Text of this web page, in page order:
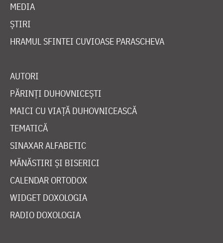
MEDIA
ȘTIRI
HRAMUL SFINTEI CUVIOASE PARASCHEVA
AUTORI
PĂRINȚI DUHOVNICEȘTI
MAICI CU VIAȚĂ DUHOVNICEASCĂ
TEMATICĂ
SINAXAR ALFABETIC
MĂNĂSTIRI ȘI BISERICI
CALENDAR ORTODOX
WIDGET DOXOLOGIA
RADIO DOXOLOGIA